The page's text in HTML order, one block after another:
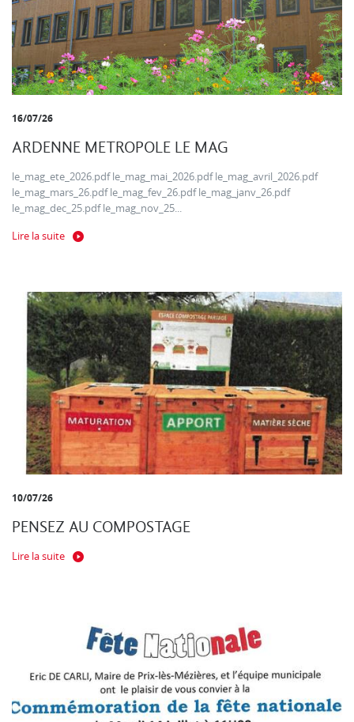
16/07/26
ARDENNE METROPOLE LE MAG
le_mag_ete_2026.pdf le_mag_mai_2026.pdf le_mag_avril_2026.pdf
le_mag_mars_26.pdf le_mag_fev_26.pdf le_mag_janv_26.pdf
le_mag_dec_25.pdf le_mag_nov_25...
Lire la suite
10/07/26
PENSEZ AU COMPOSTAGE
Lire la suite